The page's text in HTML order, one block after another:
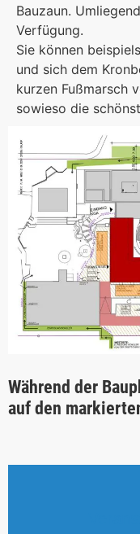
Bauzaun.
Verfügung.
Sie können
und sich dem
kurzen Fußmarsch
sowieso die
Während der
auf den